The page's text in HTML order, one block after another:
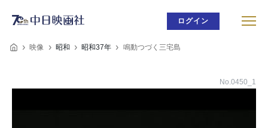
ログイン
映像 昭和 昭和37年 鳴動つづく三宅島
No.0450_1